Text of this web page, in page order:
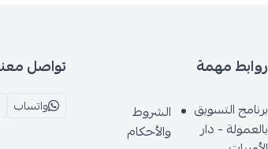
روابط مهمة
برنامج التسويق
بالعمولة - دار
الشروط
والأحكام
تواصل
واتساب